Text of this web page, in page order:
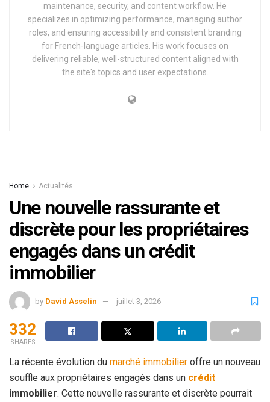
maintenance, security, and content workflow. He
specializes in optimizing performance, managing author
roles, and ensuring accessibility and consistent branding
for French-language articles. His work focuses on
delivering reliable, well-structured content aligned with
the site's topics and user expectations.
Home Actualités
Une nouvelle rassurante et
discrète pour les propriétaires
engagés dans un crédit
immobilier
by David Asselin juillet 3, 2026
332
SHARES
La récente évolution du marché immobilier offre un nouveau
souffle aux propriétaires engagés dans un crédit
immobilier. Cette nouvelle rassurante et discrète pourrait